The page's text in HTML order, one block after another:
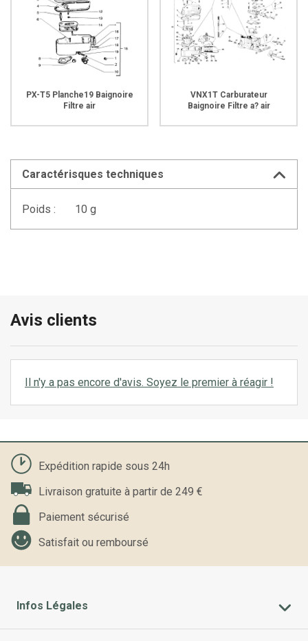
PX-T5 Planche19 Baignoire
Filtre air
VNX1T Carburateur
Baignoire Filtre a? air
Caractérisques techniques
Poids : 10 g
Avis clients
Il n'y a pas encore d'avis. Soyez le premier à réagir !
Expédition rapide sous 24h
Livraison gratuite à partir de 249 €
Paiement sécurisé
Satisfait ou remboursé
Infos Légales